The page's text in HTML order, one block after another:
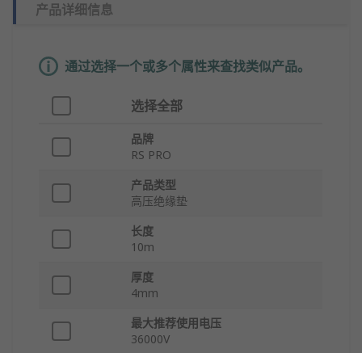
产品详细信息
通过选择一个或多个属性来查找类似产品。
选择全部
品牌
RS PRO
产品类型
高压绝缘垫
长度
10m
厚度
4mm
最大推荐使用电压
36000V